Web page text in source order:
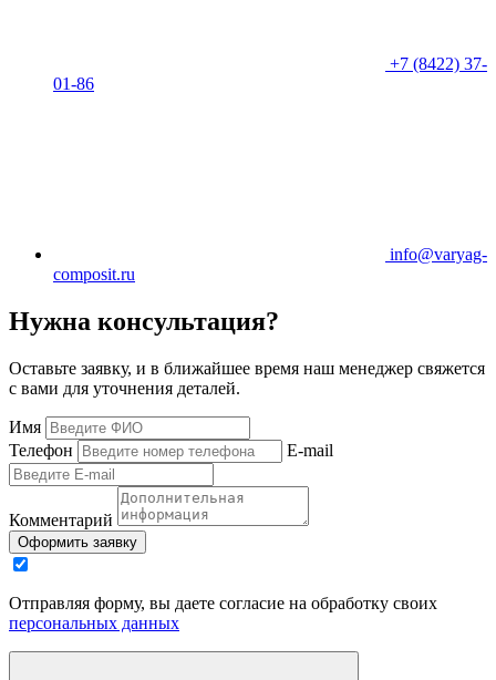
+7 (8422) 37-
01-86
info@varyag-
composit.ru
Нужна консультация?
Оставьте заявку, и в ближайшее время наш менеджер свяжется
с вами для уточнения деталей.
Имя
Телефон
E-mail
Комментарий
Оформить заявку
Отправляя форму, вы даете согласие на обработку своих
персональных данных